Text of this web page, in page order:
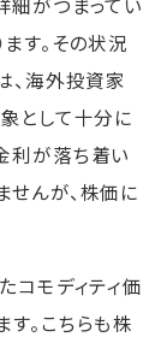
す。その状況
、海外投資家
として十分に
利が落ち着い
んが、株価に
コモディティ価
。こちらも株